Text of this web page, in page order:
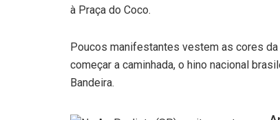
à Praça do Coco.
Poucos manifestantes vestem as cores
começar a caminhada, o hino nacional
Bandeira.